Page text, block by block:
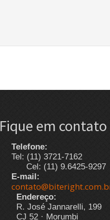
Fique em contato
Telefone:
Tel: (11) 3721-7162
Cel: (11) 9.6425-9297
E-mail:
Endereço:
R. José Jannarelli, 199
CJ 52 · Morumbi